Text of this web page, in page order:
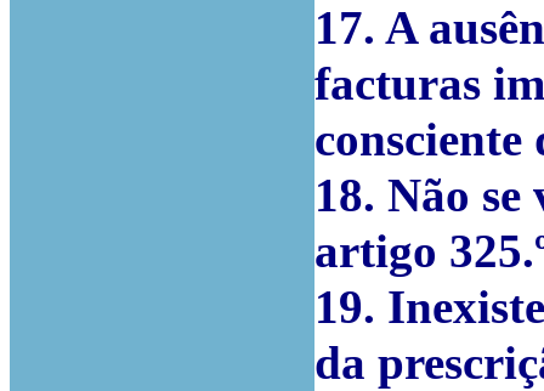
17. A
facturas
consciente
18. Não
artigo
19.
da